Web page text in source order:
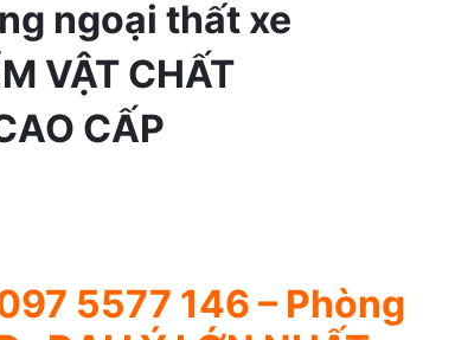
ngoại thất xe
VẬT CHẤT
CẤP
5577 146 – Phòng